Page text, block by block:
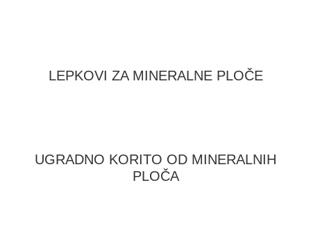
LEPKOVI ZA MINERALNE PLOČE
UGRADNO KORITO OD MINERALNIH
PLOČA